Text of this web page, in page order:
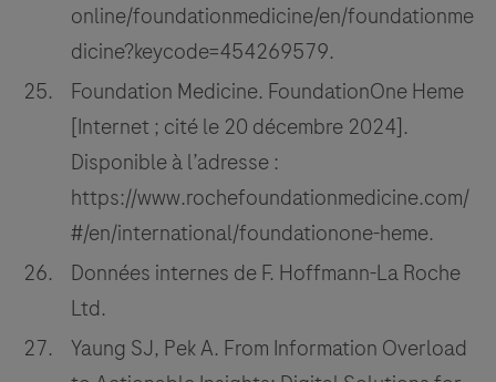
online/foundationmedicine/en/foundationme
dicine?keycode=454269579.
Foundation Medicine. FoundationOne Heme
[Internet ; cité le 20 décembre 2024].
Disponible à l’adresse :
https://www.rochefoundationmedicine.com/
#/en/international/foundationone-heme.
Données internes de F. Hoffmann-La Roche
Ltd.
Yaung SJ, Pek A. From Information Overload